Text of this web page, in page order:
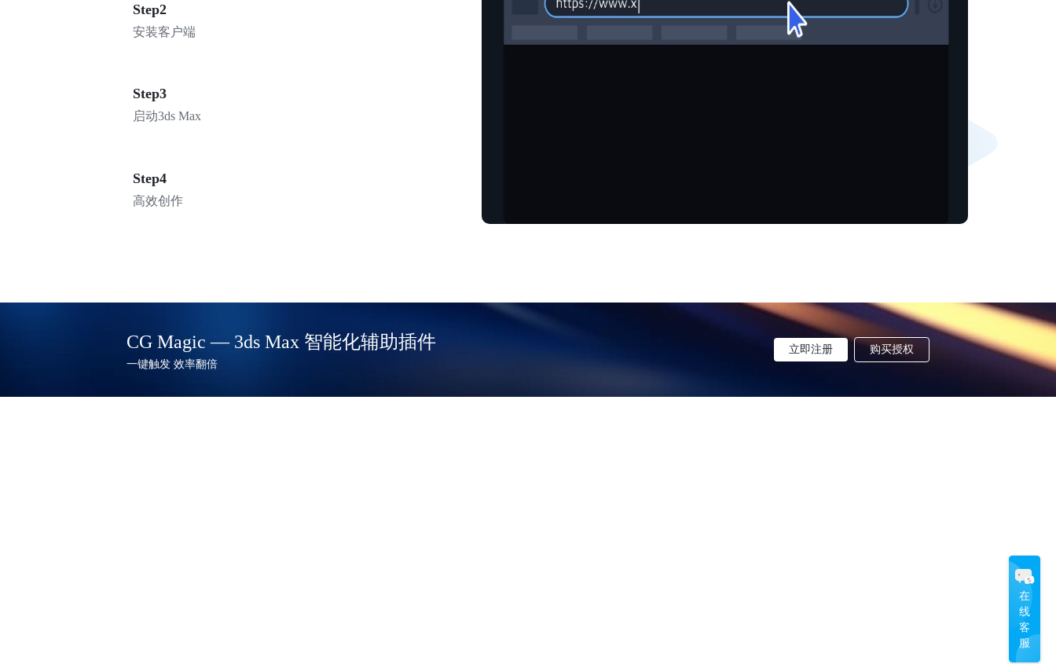
在
线
客
服
Step2
安装客户端
Step3
启动3ds Max
Step4
高效创作
CG Magic — 3ds Max 智能化辅助插件
一键触发 效率翻倍
立即注册 购买授权